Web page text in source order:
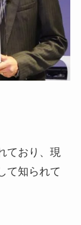
ており、現
て知られて